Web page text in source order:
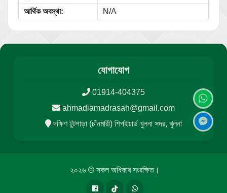
আর্থিক অবস্থা:
N/A
যোগাযোগ
01914-404375
ahmadiamadrasah@gmail.com
দক্ষিণ টুটপাড়া (চাঁনমারী) শিপইয়ার্ড খুলনা সদর, খুলনা
২০২৬ © সকল অধিকার সংরক্ষিত।